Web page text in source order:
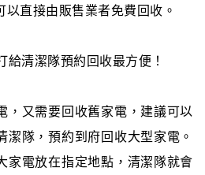
直接由販售業者免費回收。
清潔隊預約回收最方便！
，又需要回收舊家電，建議可以
潔隊，預約到府回收大型家電。
家電放在指定地點，清潔隊就會